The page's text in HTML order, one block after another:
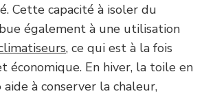
Cette capacité à isoler du
également à une utilisation
, ce qui est à la fois
économique. En hiver, la toile en
à conserver la chaleur,